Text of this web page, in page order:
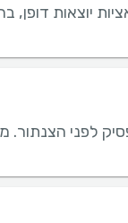
יוצאות דופן,
הצנתור. מטופל